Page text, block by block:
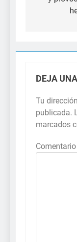
DEJA
Tu
publicada.
marcados
Comentario